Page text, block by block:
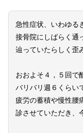
急性症状、いわゆる
接骨院にしばらく通
辿っていたらしく歪
おおよそ４，５回で
バリバリ週６くらい
疲労の蓄積や慢性腰
診させていただき、